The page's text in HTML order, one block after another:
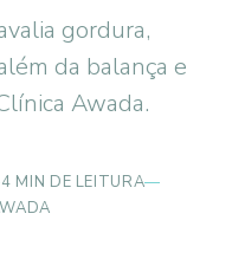
gordura,
da balança e
Awada.
4 MIN DE LEITURA—